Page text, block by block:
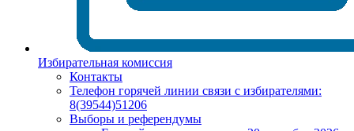
Избирательная комиссия
Контакты
Телефон горячей линии связи с избирателями:
8(39544)51206
Выборы и референдумы